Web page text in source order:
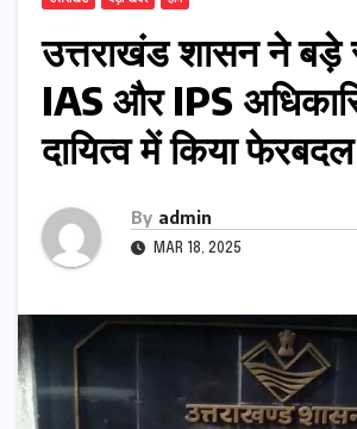
उत्तराखंड शासन ने बड़े
IAS और IPS
दायित्व में किया फेरबदल
By admin
MAR 18, 2025